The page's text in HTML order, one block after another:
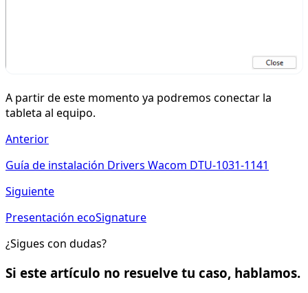
A partir de este momento ya podremos conectar la
tableta al equipo.
Anterior
Guía de instalación Drivers Wacom DTU-1031-1141
Siguiente
Presentación ecoSignature
¿Sigues con dudas?
Si este artículo no resuelve tu caso, hablamos.